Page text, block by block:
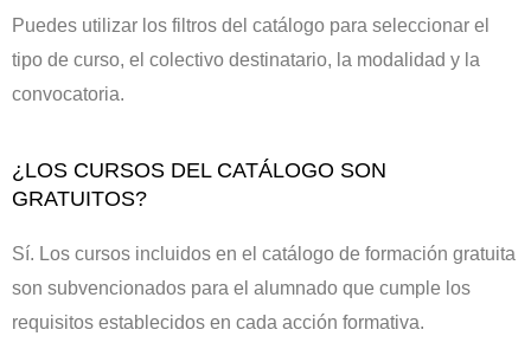
Puedes utilizar los filtros del catálogo para seleccionar el
tipo de curso, el colectivo destinatario, la modalidad y la
convocatoria.
¿LOS CURSOS DEL CATÁLOGO SON
GRATUITOS?
Sí. Los cursos incluidos en el catálogo de formación gratuita
son subvencionados para el alumnado que cumple los
requisitos establecidos en cada acción formativa.